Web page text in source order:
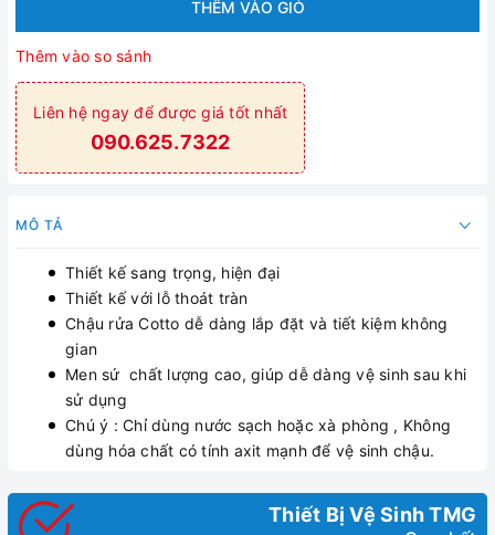
THÊM VÀO GIỎ
Thêm vào so sánh
Liên hệ ngay để được giá tốt nhất
090.625.7322
MÔ TẢ
Thiết kế sang trọng, hiện đại
Thiết kế với lỗ thoát tràn
Chậu rửa Cotto dễ dàng lắp đặt và tiết kiệm không
gian
Men sứ chất lượng cao, giúp dễ dàng vệ sinh sau khi
sử dụng
Chú ý : Chỉ dùng nước sạch hoặc xà phòng , Không
dùng hóa chất có tính axit mạnh để vệ sinh chậu.
Thiết Bị Vệ Sinh TMG